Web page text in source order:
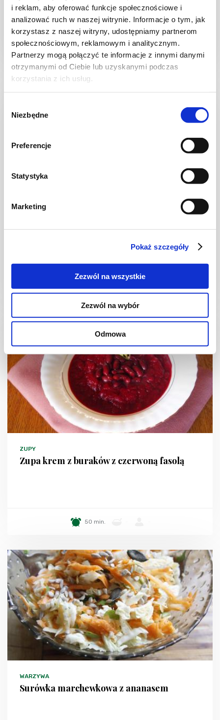
i reklam, aby oferować funkcje społecznościowe i
analizować ruch w naszej witrynie. Informacje o tym, jak
korzystasz z naszej witryny, udostępniamy partnerom
społecznościowym, reklamowym i analitycznym.
Partnerzy mogą połączyć te informacje z innymi danymi
otrzymanymi od Ciebie lub uzyskanymi podczas
korzystania z ich usług.
zgody
Niezbędne
Preferencje
Statystyka
Marketing
Pokaż szczegóły
Zezwól na wszystkie
Zezwól na wybór
Odmowa
parmezanem
25 min. - 2
Krem z pieczonego kalafiora
1 godz. - -
ZUPY
Zupa krem z buraków z czerwoną fasolą
50 min.
WARZYWA
Surówka marchewkowa z ananasem